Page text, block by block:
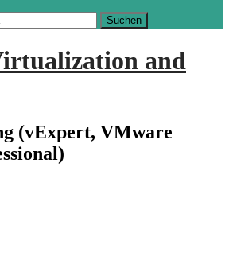
and
(vExpert, VMware